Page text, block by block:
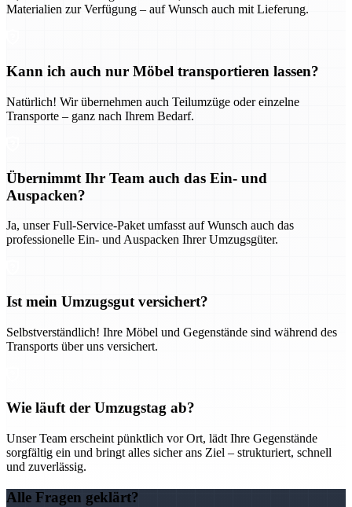
Materialien zur Verfügung – auf Wunsch auch mit Lieferung.
Kann ich auch nur Möbel transportieren lassen?
Natürlich! Wir übernehmen auch Teilumzüge oder einzelne
Transporte – ganz nach Ihrem Bedarf.
Übernimmt Ihr Team auch das Ein- und
Auspacken?
Ja, unser Full-Service-Paket umfasst auf Wunsch auch das
professionelle Ein- und Auspacken Ihrer Umzugsgüter.
Ist mein Umzugsgut versichert?
Selbstverständlich! Ihre Möbel und Gegenstände sind während des
Transports über uns versichert.
Wie läuft der Umzugstag ab?
Unser Team erscheint pünktlich vor Ort, lädt Ihre Gegenstände
sorgfältig ein und bringt alles sicher ans Ziel – strukturiert, schnell
und zuverlässig.
Alle Fragen geklärt?